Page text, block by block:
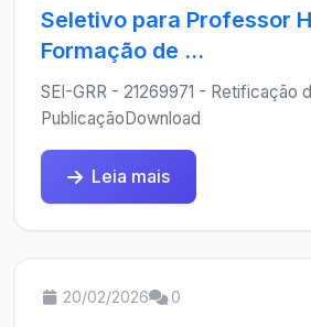
Seletivo para Professor
Formação de ...
SEI-GRR - 21269971 - Retificação
PublicaçãoDownload
Leia mais
20/02/2026 0